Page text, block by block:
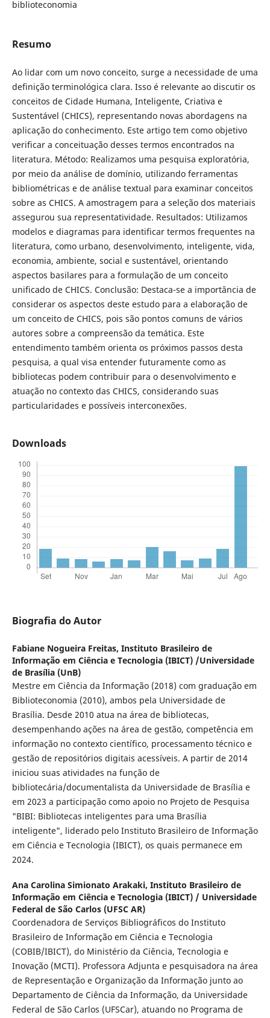
biblioteconomia
Resumo
Ao lidar com um novo conceito, surge a necessidade de uma
definição terminológica clara. Isso é relevante ao discutir os
conceitos de Cidade Humana, Inteligente, Criativa e
Sustentável (CHICS), representando novas abordagens na
aplicação do conhecimento. Este artigo tem como objetivo
verificar a conceituação desses termos encontrados na
literatura. Método: Realizamos uma pesquisa exploratória,
por meio da análise de domínio, utilizando ferramentas
bibliométricas e de análise textual para examinar conceitos
sobre as CHICS. A amostragem para a seleção dos materiais
assegurou sua representatividade. Resultados: Utilizamos
modelos e diagramas para identificar termos frequentes na
literatura, como urbano, desenvolvimento, inteligente, vida,
economia, ambiente, social e sustentável, orientando
aspectos basilares para a formulação de um conceito
unificado de CHICS. Conclusão: Destaca-se a importância de
considerar os aspectos deste estudo para a elaboração de
um conceito de CHICS, pois são pontos comuns de vários
autores sobre a compreensão da temática. Este
entendimento também orienta os próximos passos desta
pesquisa, a qual visa entender futuramente como as
bibliotecas podem contribuir para o desenvolvimento e
atuação no contexto das CHICS, considerando suas
particularidades e possíveis interconexões.
Downloads
Biografia do Autor
Fabiane Nogueira Freitas, Instituto Brasileiro de
Informação em Ciência e Tecnologia (IBICT) /Universidade
de Brasília (UnB)
Mestre em Ciência da Informação (2018) com graduação em
Biblioteconomia (2010), ambos pela Universidade de
Brasília. Desde 2010 atua na área de bibliotecas,
desempenhando ações na área de gestão, competência em
informação no contexto científico, processamento técnico e
gestão de repositórios digitais acessíveis. A partir de 2014
iniciou suas atividades na função de
bibliotecária/documentalista da Universidade de Brasília e
em 2023 a participação como apoio no Projeto de Pesquisa
"BIBI: Bibliotecas inteligentes para uma Brasília
inteligente", liderado pelo Instituto Brasileiro de Informação
em Ciência e Tecnologia (IBICT), os quais permanece em
2024.
Ana Carolina Simionato Arakaki, Instituto Brasileiro de
Informação em Ciência e Tecnologia (IBICT) / Universidade
Federal de São Carlos (UFSC AR)
Coordenadora de Serviços Bibliográficos do Instituto
Brasileiro de Informação em Ciência e Tecnologia
(COBIB/IBICT), do Ministério da Ciência, Tecnologia e
Inovação (MCTI). Professora Adjunta e pesquisadora na área
de Representação e Organização da Informação junto ao
Departamento de Ciência da Informação, da Universidade
Federal de São Carlos (UFSCar), atuando no Programa de